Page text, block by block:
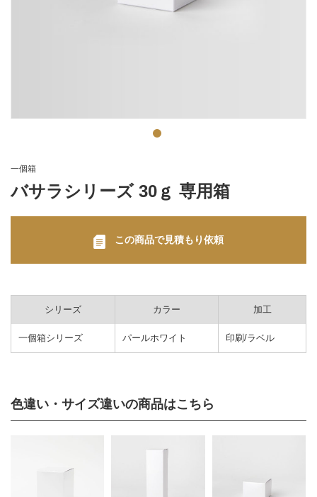
一個箱
バサラシリーズ 30ｇ 専用箱
この商品で見積もり依頼
シリーズ カラー 加工
一個箱シリーズ パールホワイト 印刷/ラベル
色違い・サイズ違いの商品はこちら